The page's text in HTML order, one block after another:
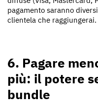
pagamento saranno
clientela che raggiungerai.
6. Pagare
più: il potere
bundle